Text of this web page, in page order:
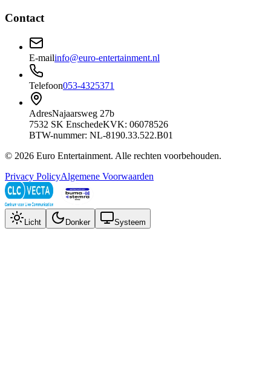
Contact
E-mailinfo@euro-entertainment.nl
Telefoon053-4325371
AdresNajaarsweg 27b
7532 SK EnschedeKVK: 06078526
BTW-nummer: NL-8190.33.522.B01
© 2026 Euro Entertainment. Alle rechten voorbehouden.
Privacy PolicyAlgemene Voorwaarden
Licht Donker Systeem